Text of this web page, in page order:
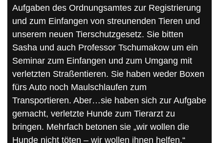
Aufgaben des Ordnungsamtes zur Registrierung
und zum Einfangen von streunenden Tieren und
unserem neuen Tierschutzgesetz. Sie bitten
Sasha und auch Professor Tschumakow um ein
Seminar zum Einfangen und zum Umgang mit
verletzten Straßentieren. Sie haben weder Boxen
fürs Auto noch Maulschlaufen zum
Transportieren. Aber…sie haben sich zur Aufgabe
gemacht, verletzte Hunde zum Tierarzt zu
bringen. Mehrfach betonen sie „wir wollen die
Hunde nicht töten – wir wollen ihnen helfen.“